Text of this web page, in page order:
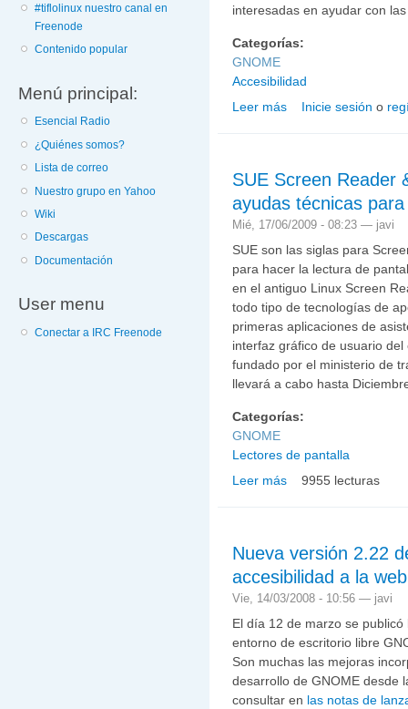
#tiflolinux nuestro canal en
Freenode
Contenido popular
Menú principal:
Esencial Radio
¿Quiénes somos?
Lista de correo
Nuestro grupo en Yahoo
Wiki
Descargas
Documentación
User menu
Conectar a IRC Freenode
interesadas en ayudar con
Categorías:
GNOME
Accesibilidad
Leer más sobre Probar la
Inicie sesión o
SUE Screen Reader
ayudas técnicas
Mié, 17/06/2009 - 08:23 — javi
SUE son las siglas para
para hacer la lectura de
en el antiguo Linux Screen
todo tipo de tecnologías de
primeras aplicaciones de
interfaz gráfico de usuario
fundado por el ministerio de
llevará a cabo hasta
Categorías:
GNOME
Lectores de pantalla
Leer más sobre SUE Screen
9955 lecturas
Nueva versión 2.22
accesibilidad a la
Vie, 14/03/2008 - 10:56 — javi
El día 12 de marzo se
entorno de escritorio libre
Son muchas las mejoras
desarrollo de GNOME desde
consultar en las notas de